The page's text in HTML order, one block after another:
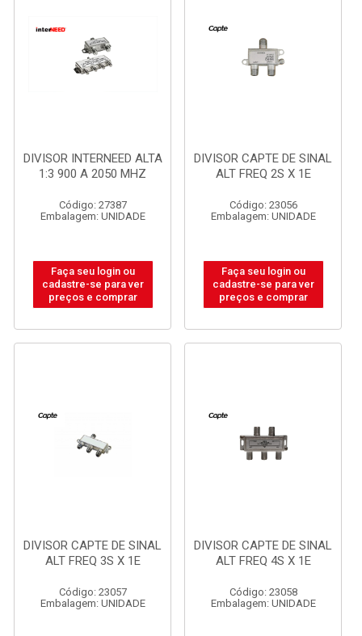
DIVISOR INTERNEED ALTA
1:3 900 A 2050 MHZ
Código: 27387
Embalagem: UNIDADE
Faça seu login ou
cadastre-se para ver
preços e comprar
DIVISOR CAPTE DE SINAL
ALT FREQ 2S X 1E
Código: 23056
Embalagem: UNIDADE
Faça seu login ou
cadastre-se para ver
preços e comprar
DIVISOR CAPTE DE SINAL
ALT FREQ 3S X 1E
Código: 23057
Embalagem: UNIDADE
DIVISOR CAPTE DE SINAL
ALT FREQ 4S X 1E
Código: 23058
Embalagem: UNIDADE